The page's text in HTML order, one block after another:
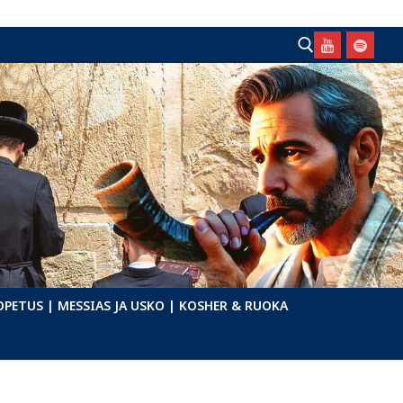
Hae:
| MESSIAS JA USKO | KOSHER & RUOKA